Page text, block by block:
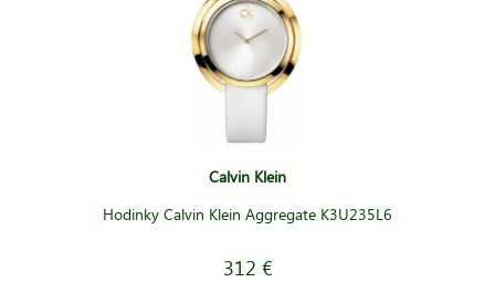
Calvin Klein
Hodinky Calvin Klein Aggregate K3U235L6
312 €